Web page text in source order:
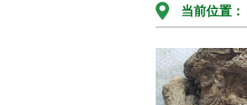
当前位置：